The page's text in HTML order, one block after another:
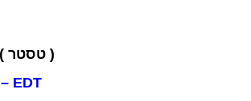
( טסטר )
100 מיל – EDT